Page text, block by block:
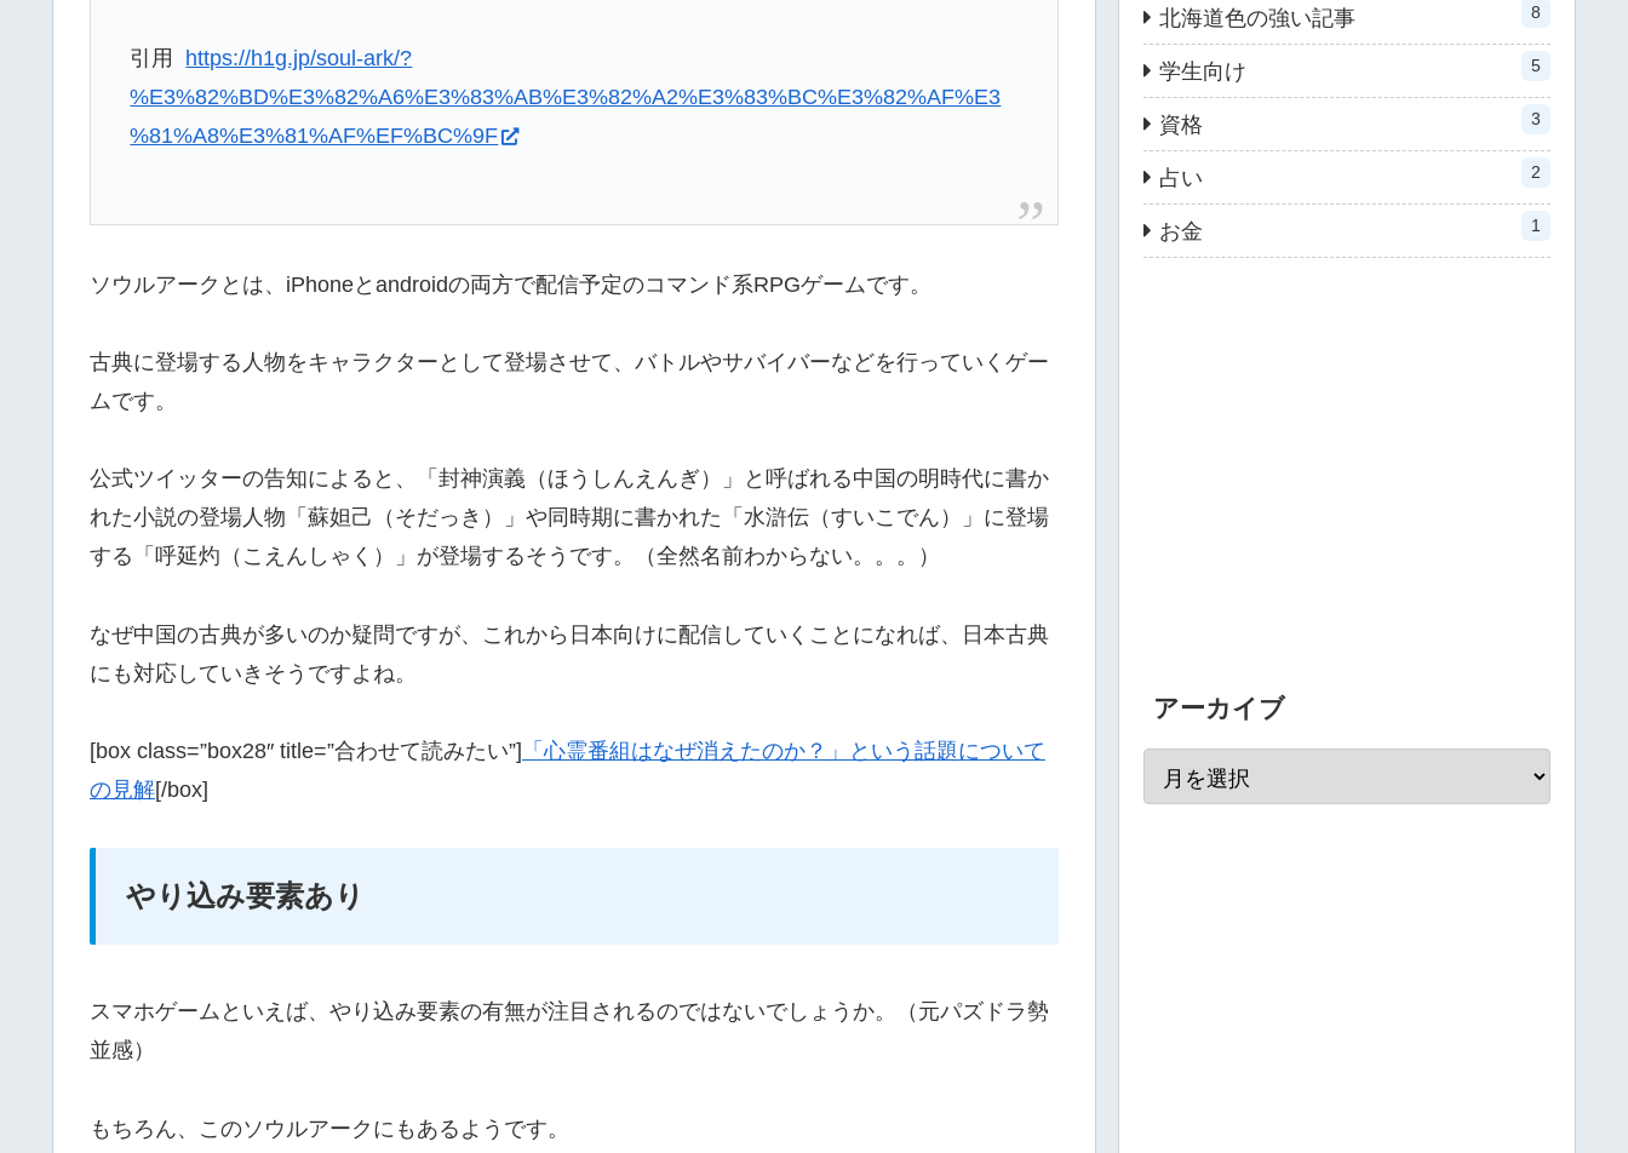
引用 https://h1g.jp/soul-ark/?
%E3%82%BD%E3%82%A6%E3%83%AB%E3%82%A2%E3%83%BC%E3%82%AF%E3
%81%A8%E3%81%AF%EF%BC%9F
ソウルアークとは、iPhoneとandroidの両方で配信予定のコマンド系RPGゲームです。
古典に登場する人物をキャラクターとして登場させて、バトルやサバイバーなどを行っていくゲー
ムです。
公式ツイッターの告知によると、「封神演義（ほうしんえんぎ）」と呼ばれる中国の明時代に書か
れた小説の登場人物「蘇妲己（そだっき）」や同時期に書かれた「水滸伝（すいこでん）」に登場
する「呼延灼（こえんしゃく）」が登場するそうです。（全然名前わからない。。。）
なぜ中国の古典が多いのか疑問ですが、これから日本向けに配信していくことになれば、日本古典
にも対応していきそうですよね。
[box class=”box28″ title=”合わせて読みたい”] 「心霊番組はなぜ消えたのか？」という話題について
の見解[/box]
やり込み要素あり
スマホゲームといえば、やり込み要素の有無が注目されるのではないでしょうか。（元パズドラ勢
並感）
もちろん、このソウルアークにもあるようです。
北海道色の強い記事 8
学生向け 5
資格 3
占い 2
お金 1
アーカイブ